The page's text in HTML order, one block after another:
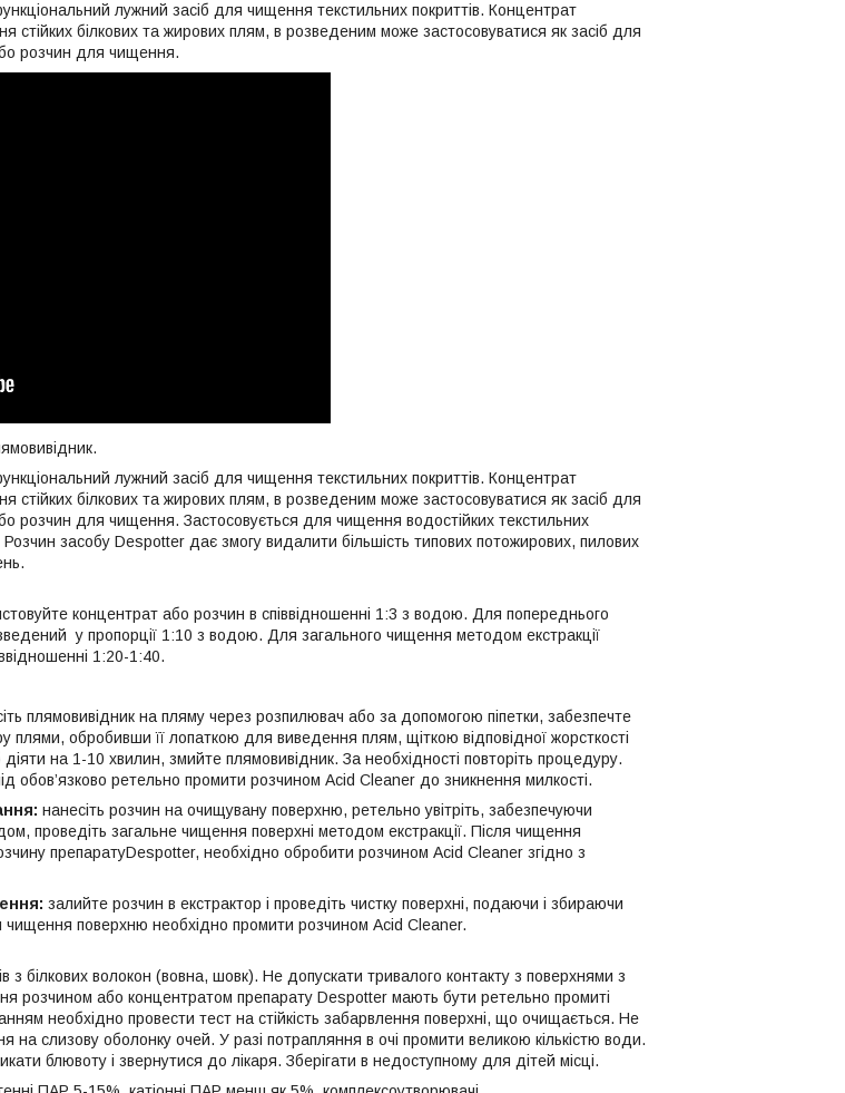
лужний засіб для чищення текстильних покриттів. Концентрат
стійких білкових та жирових плям, в розведеним може застосовуватися як засіб для
розчин для чищення.
лужний засіб для чищення текстильних покриттів. Концентрат
стійких білкових та жирових плям, в розведеним може застосовуватися як засіб для
розчин для чищення. Застосовується для чищення водостійких текстильних
Розчин засобу Despotter дає змогу видалити більшість типових потожирових, пилових
концентрат або розчин в співвідношенні 1:3 з водою. Для попереднього
у пропорції 1:10 з водою. Для загального чищення методом екстракції
1:20-1:40.
плямовивідник на пляму через розпилювач або за допомогою піпетки, забезпечте
плями, обробивши її лопаткою для виведення плям, щіткою відповідної жорсткості
на 1-10 хвилин, змийте плямовивідник. За необхідності повторіть процедуру.
обов’язково ретельно промити розчином Acid Сleaner до зникнення милкості.
нанесіть розчин на очищувану поверхню, ретельно увітріть, забезпечуючи
проведіть загальне чищення поверхні методом екстракції. Після чищення
препаратуDespotter, необхідно обробити розчином Acid Cleaner згідно з
залийте розчин в екстрактор і проведіть чистку поверхні, подаючи і збираючи
чищення поверхню необхідно промити розчином Acid Cleaner.
білкових волокон (вовна, шовк). Не допускати тривалого контакту з поверхнями з
розчином або концентратом препарату Despotter мають бути ретельно промиті
необхідно провести тест на стійкість забарвлення поверхні, що очищається. Не
на слизову оболонку очей. У разі потрапляння в очі промити великою кількістю води.
блювоту і звернутися до лікаря. Зберігати в недоступному для дітей місці.